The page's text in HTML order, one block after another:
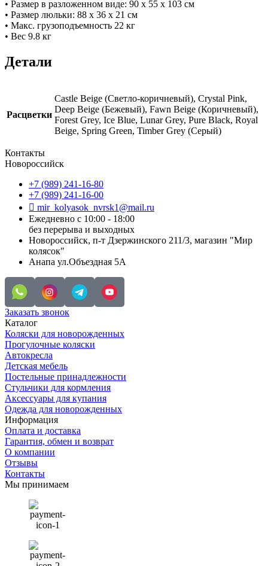
• Размер в разложенном виде: 90 x 55 х 103 см
• Размер люльки: 88 x 36 х 21 см
• Макс. грузоподъемность 22 кг
• Вес 9.8 кг
Детали
Расцветки
Castle Beige (Светло-коричневый), Crystal Pink,
Deep Beige (Бежевый), Fawn Beige (Коричневый),
Forest Grey, Ice Blue, Lunar Grey, Pure Black, Royal
Beige, Spring Green, Timber Grey (Серый)
Контакты
Новороссийск
+7 (989) 241-16-80
+7 (989) 241-16-00
mir_kolyasok_nvrsk1@mail.ru
Ежедневно с 10:00 - 18:00
без перерыва и выходных
Новороссийск, п-т Дзержинского 211/3, магазин "Мир
колясок"
Анапа ул.Объездная 5А
Заказать звонок
Каталог
Коляски для новорожденных
Прогулочные коляски
Автокресла
Детская мебель
Постельные принадлежности
Стульчики для кормления
Аксессуары для купания
Одежда для новорожденных
Информация
Оплата и доставка
Гарантия, обмен и возврат
О компании
Отзывы
Контакты
Мы принимаем